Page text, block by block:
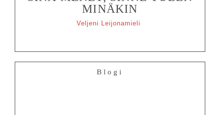
MINÄKIN
Veljeni Leijonamieli
Blogi